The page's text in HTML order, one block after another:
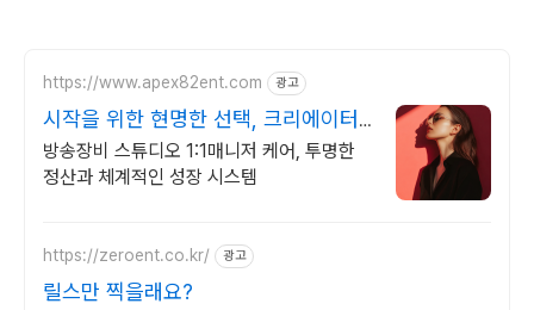
https://www.apex82ent.com 광고
시작을 위한 현명한 선택, 크리에이터,
BJ 상시 모집
방송장비 스튜디오 1:1매니저 케어, 투명한
정산과 체계적인 성장 시스템
https://zeroent.co.kr/ 광고
릴스만 찍을래요?